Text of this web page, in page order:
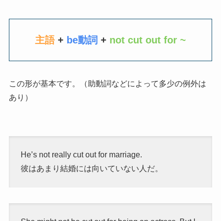
主語+ be動詞 + not cut out for ~
この形が基本です。（助動詞などによって多少の例外は
あり）
He’s not really cut out for marriage.
彼はあまり結婚には向いていない人だ。